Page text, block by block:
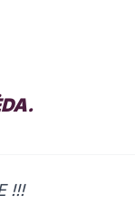
!!!